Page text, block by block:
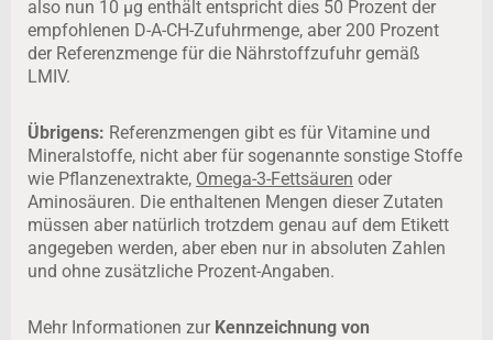
also nun 10 µg enthält entspricht dies 50 Prozent der
empfohlenen D-A-CH-Zufuhrmenge, aber 200 Prozent
der Referenzmenge für die Nährstoffzufuhr gemäß
LMIV.
Übrigens: Referenzmengen gibt es für Vitamine und
Mineralstoffe, nicht aber für sogenannte sonstige Stoffe
wie Pflanzenextrakte, Omega-3-Fettsäuren oder
Aminosäuren. Die enthaltenen Mengen dieser Zutaten
müssen aber natürlich trotzdem genau auf dem Etikett
angegeben werden, aber eben nur in absoluten Zahlen
und ohne zusätzliche Prozent-Angaben.
Mehr Informationen zur Kennzeichnung von